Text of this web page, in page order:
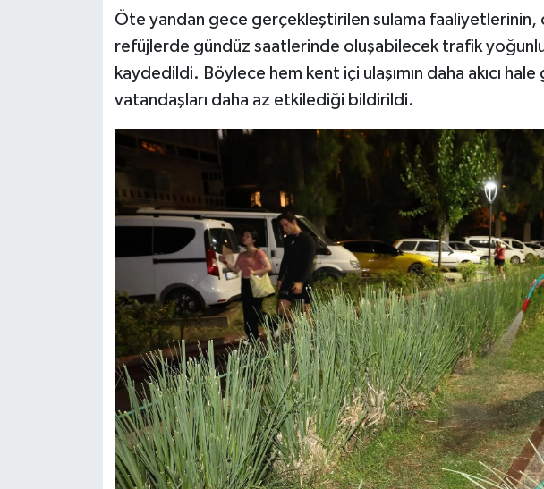
Öte yandan gece gerçekleştirilen sulama faaliyetlerinin,
refüjlerde gündüz saatlerinde oluşabilecek trafik
kaydedildi. Böylece hem kent içi ulaşımın daha akıcı
vatandaşları daha az etkilediği bildirildi.